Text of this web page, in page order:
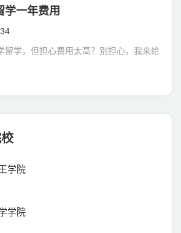
学一年费用
留学，但担心费用太高？别担心，我来给
学院
学院